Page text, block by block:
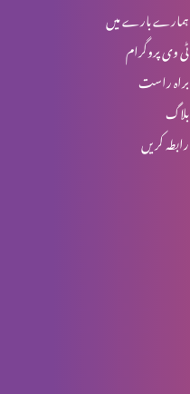
ہمارے بارے میں
ٹی وی پروگرام
براہ راست
بلاگ
رابطہ کریں